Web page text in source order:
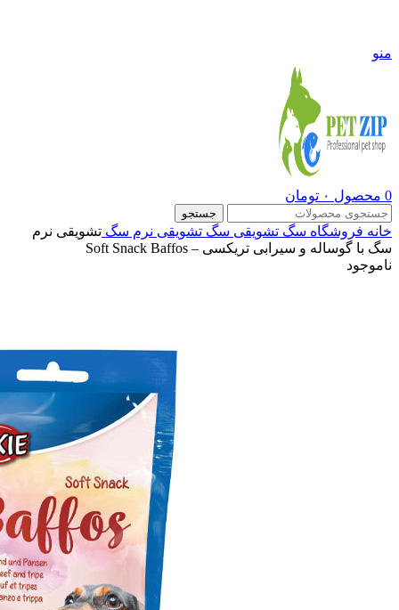
منو
0 محصول ۰ تومان
جستجو
خانه فروشگاه سگ تشویقی سگ تشویقی نرم سگ تشویقی نرم
سگ با گوساله و سیرابی تریکسی – Soft Snack Baffos
ناموجود